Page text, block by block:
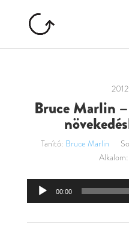
Bruce Marlin
Tanító: Bruce Marlin
Alkalom:
00:00